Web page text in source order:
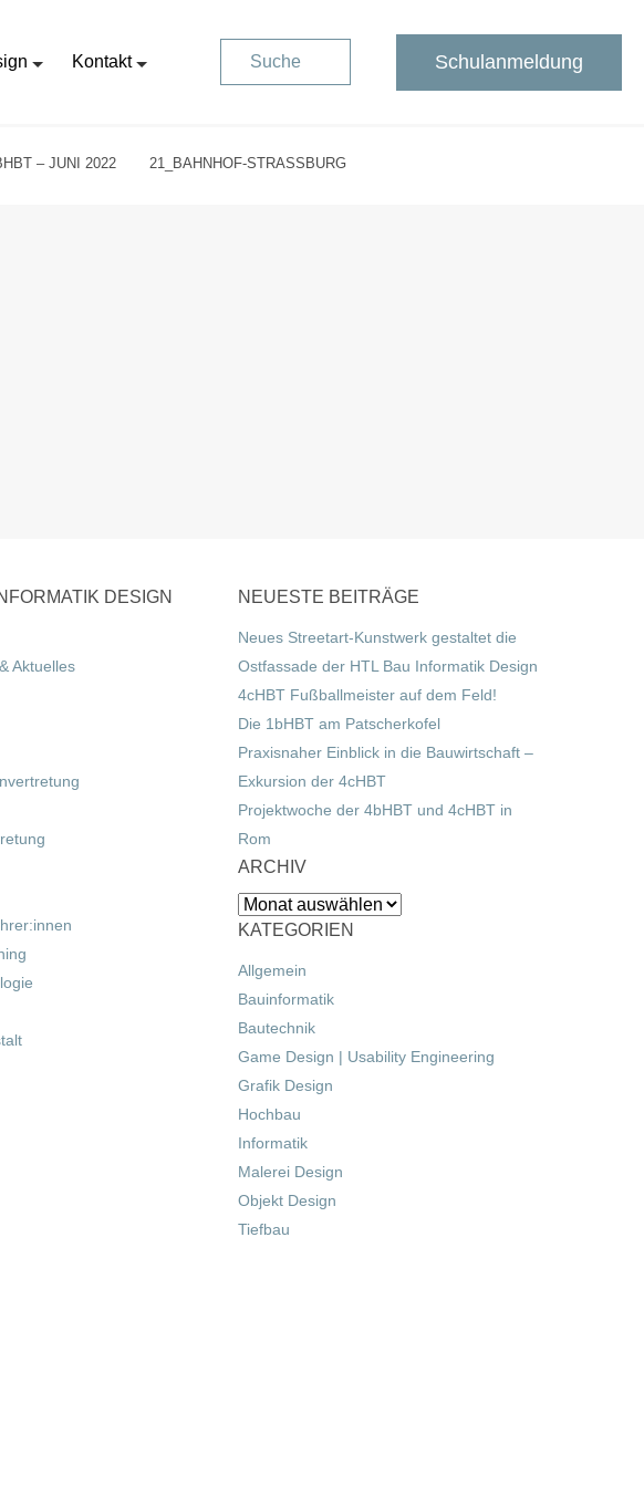
Kontakt Suche Schulanmeldung
– JUNI 2022 21_BAHNHOF-STRASSBURG
DESIGN
Aktuelles
NEUESTE BEITRÄGE
Neues Streetart-Kunstwerk gestaltet die
Ostfassade der HTL Bau Informatik Design
4cHBT Fußballmeister auf dem Feld!
Die 1bHBT am Patscherkofel
Praxisnaher Einblick in die Bauwirtschaft –
Exkursion der 4cHBT
Projektwoche der 4bHBT und 4cHBT in
Rom
ARCHIV
Archiv
KATEGORIEN
Allgemein
Bauinformatik
Bautechnik
Game Design | Usability Engineering
Grafik Design
Hochbau
Informatik
Malerei Design
Objekt Design
Tiefbau